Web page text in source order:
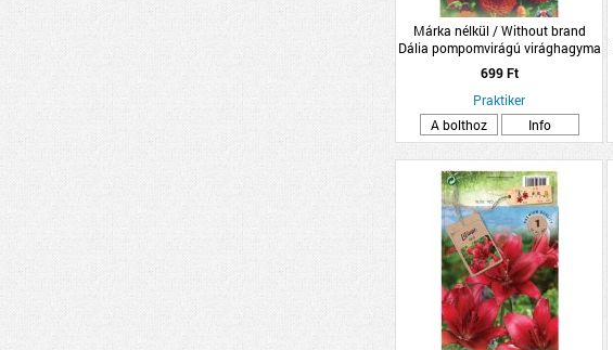
Márka nélkül / Without brand
Dália pompomvirágú virághagyma
1db/csomag piros
699 Ft
Praktiker
A bolthoz
Info